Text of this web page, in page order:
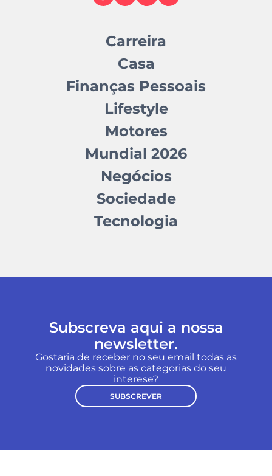
Carreira
Casa
Finanças Pessoais
Lifestyle
Motores
Mundial 2026
Negócios
Sociedade
Tecnologia
Subscreva aqui a nossa
newsletter.
Gostaria de receber no seu email todas as
novidades sobre as categorias do seu
interese?
SUBSCREVER